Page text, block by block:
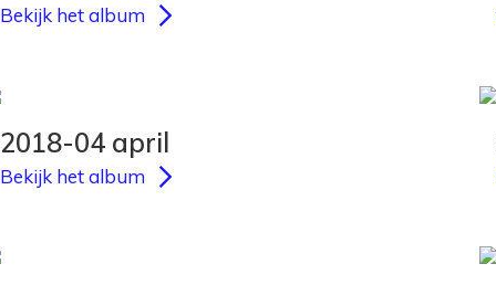
Bekijk het album
2018-04 april
Bekijk het album